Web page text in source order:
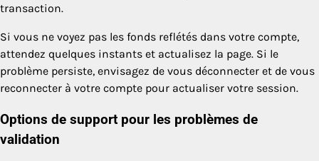
transaction.
Si vous ne voyez pas les fonds reflétés dans votre compte,
attendez quelques instants et actualisez la page. Si le
problème persiste, envisagez de vous déconnecter et de vous
reconnecter à votre compte pour actualiser votre session.
Options de support pour les problèmes de
validation